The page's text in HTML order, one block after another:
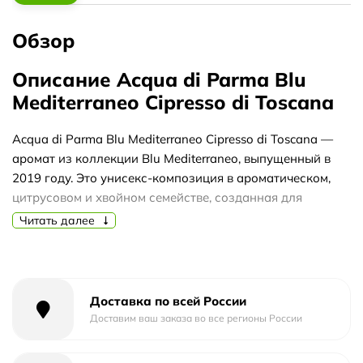
Обзор
Описание Acqua di Parma Blu
Mediterraneo Cipresso di Toscana
Acqua di Parma Blu Mediterraneo Cipresso di Toscana —
аромат из коллекции Blu Mediterraneo, выпущенный в
2019 году. Это унисекс-композиция в ароматическом,
цитрусовом и хвойном семействе, созданная для
летнего дня. Итальянский бренд предлагает свежий и
травянистыми аккордами: грейпфрут, базилик, петит-
грейн, шалфей и розмарин. В сердце раскрываются
Читать далее
Доставка по всей России
Доставим ваш заказа во все регионы России